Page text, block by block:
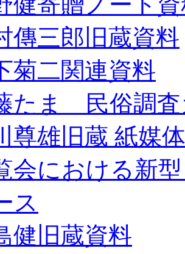
傳三郎旧蔵資料
菊二関連資料
たま 民俗調査
尊雄旧蔵 紙媒
会における新
ス
健旧蔵資料